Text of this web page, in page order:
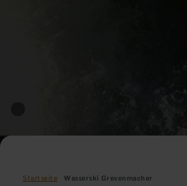
Startseite Wasserski Grevenmacher